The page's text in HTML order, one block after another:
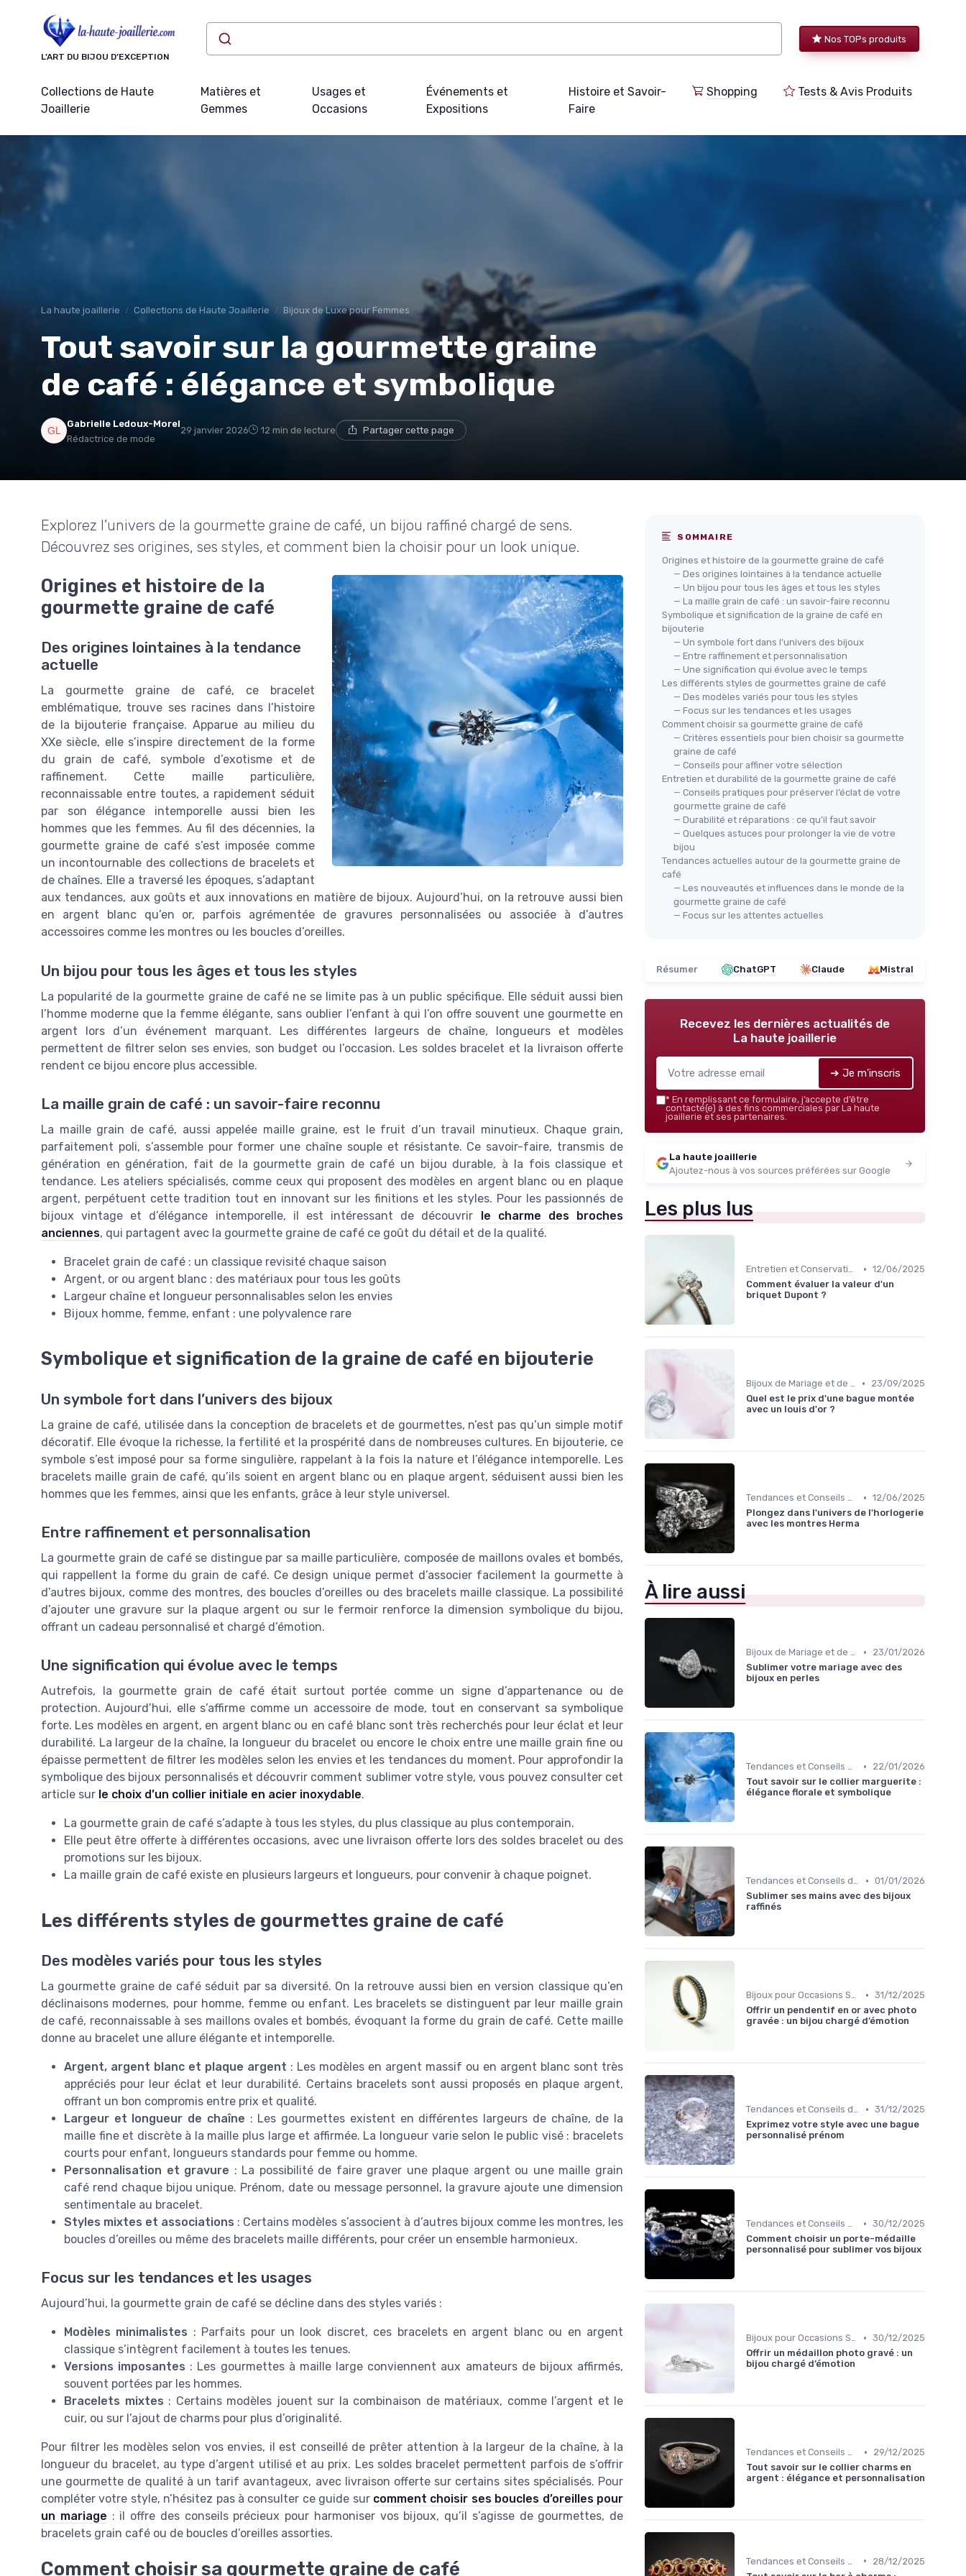
L’ART DU BIJOU D’EXCEPTION
Nos TOPs produits
Collections de Haute
Joaillerie
Matières et
Gemmes
Usages et
Occasions
Événements et
Expositions
Histoire et Savoir-
Faire
Shopping Tests & Avis Produits
La haute joaillerie Collections de Haute Joaillerie Bijoux de Luxe pour Femmes
Tout savoir sur la gourmette graine
de café : élégance et symbolique
Gabrielle Ledoux-Morel
Rédactrice de mode
29 janvier 2026 12 min de lecture Partager cette page
Explorez l'univers de la gourmette graine de café, un bijou raffiné chargé de sens.
Découvrez ses origines, ses styles, et comment bien la choisir pour un look unique.
Origines et histoire de la
gourmette graine de café
Des origines lointaines à la tendance
actuelle
La gourmette graine de café, ce bracelet
emblématique, trouve ses racines dans l’histoire
de la bijouterie française. Apparue au milieu du
XXe siècle, elle s’inspire directement de la forme
du grain de café, symbole d’exotisme et de
raffinement. Cette maille particulière,
reconnaissable entre toutes, a rapidement séduit
par son élégance intemporelle aussi bien les
hommes que les femmes. Au fil des décennies, la
gourmette graine de café s’est imposée comme
un incontournable des collections de bracelets et
de chaînes. Elle a traversé les époques, s’adaptant
aux tendances, aux goûts et aux innovations en matière de bijoux. Aujourd’hui, on la retrouve aussi bien
en argent blanc qu’en or, parfois agrémentée de gravures personnalisées ou associée à d’autres
accessoires comme les montres ou les boucles d’oreilles.
Un bijou pour tous les âges et tous les styles
La popularité de la gourmette graine de café ne se limite pas à un public spécifique. Elle séduit aussi bien
l’homme moderne que la femme élégante, sans oublier l’enfant à qui l’on offre souvent une gourmette en
argent lors d’un événement marquant. Les différentes largeurs de chaîne, longueurs et modèles
permettent de filtrer selon ses envies, son budget ou l’occasion. Les soldes bracelet et la livraison offerte
rendent ce bijou encore plus accessible.
La maille grain de café : un savoir-faire reconnu
La maille grain de café, aussi appelée maille graine, est le fruit d’un travail minutieux. Chaque grain,
parfaitement poli, s’assemble pour former une chaîne souple et résistante. Ce savoir-faire, transmis de
génération en génération, fait de la gourmette grain de café un bijou durable, à la fois classique et
tendance. Les ateliers spécialisés, comme ceux qui proposent des modèles en argent blanc ou en plaque
argent, perpétuent cette tradition tout en innovant sur les finitions et les styles. Pour les passionnés de
bijoux vintage et d’élégance intemporelle, il est intéressant de découvrir le charme des broches
anciennes, qui partagent avec la gourmette graine de café ce goût du détail et de la qualité.
Bracelet grain de café : un classique revisité chaque saison
Argent, or ou argent blanc : des matériaux pour tous les goûts
Largeur chaîne et longueur personnalisables selon les envies
Bijoux homme, femme, enfant : une polyvalence rare
Symbolique et signification de la graine de café en bijouterie
Un symbole fort dans l’univers des bijoux
La graine de café, utilisée dans la conception de bracelets et de gourmettes, n’est pas qu’un simple motif
décoratif. Elle évoque la richesse, la fertilité et la prospérité dans de nombreuses cultures. En bijouterie, ce
symbole s’est imposé pour sa forme singulière, rappelant à la fois la nature et l’élégance intemporelle. Les
bracelets maille grain de café, qu’ils soient en argent blanc ou en plaque argent, séduisent aussi bien les
hommes que les femmes, ainsi que les enfants, grâce à leur style universel.
Entre raffinement et personnalisation
La gourmette grain de café se distingue par sa maille particulière, composée de maillons ovales et bombés,
qui rappellent la forme du grain de café. Ce design unique permet d’associer facilement la gourmette à
d’autres bijoux, comme des montres, des boucles d’oreilles ou des bracelets maille classique. La possibilité
d’ajouter une gravure sur la plaque argent ou sur le fermoir renforce la dimension symbolique du bijou,
offrant un cadeau personnalisé et chargé d’émotion.
Une signification qui évolue avec le temps
Autrefois, la gourmette grain de café était surtout portée comme un signe d’appartenance ou de
protection. Aujourd’hui, elle s’affirme comme un accessoire de mode, tout en conservant sa symbolique
forte. Les modèles en argent, en argent blanc ou en café blanc sont très recherchés pour leur éclat et leur
durabilité. La largeur de la chaîne, la longueur du bracelet ou encore le choix entre une maille grain fine ou
épaisse permettent de filtrer les modèles selon les envies et les tendances du moment. Pour approfondir la
symbolique des bijoux personnalisés et découvrir comment sublimer votre style, vous pouvez consulter cet
article sur le choix d’un collier initiale en acier inoxydable.
La gourmette grain de café s’adapte à tous les styles, du plus classique au plus contemporain.
Elle peut être offerte à différentes occasions, avec une livraison offerte lors des soldes bracelet ou des
promotions sur les bijoux.
La maille grain de café existe en plusieurs largeurs et longueurs, pour convenir à chaque poignet.
Les différents styles de gourmettes graine de café
Des modèles variés pour tous les styles
La gourmette graine de café séduit par sa diversité. On la retrouve aussi bien en version classique qu’en
déclinaisons modernes, pour homme, femme ou enfant. Les bracelets se distinguent par leur maille grain
de café, reconnaissable à ses maillons ovales et bombés, évoquant la forme du grain de café. Cette maille
donne au bracelet une allure élégante et intemporelle.
Argent, argent blanc et plaque argent : Les modèles en argent massif ou en argent blanc sont très
appréciés pour leur éclat et leur durabilité. Certains bracelets sont aussi proposés en plaque argent,
offrant un bon compromis entre prix et qualité.
Largeur et longueur de chaîne : Les gourmettes existent en différentes largeurs de chaîne, de la
maille fine et discrète à la maille plus large et affirmée. La longueur varie selon le public visé : bracelets
courts pour enfant, longueurs standards pour femme ou homme.
Personnalisation et gravure : La possibilité de faire graver une plaque argent ou une maille grain
café rend chaque bijou unique. Prénom, date ou message personnel, la gravure ajoute une dimension
sentimentale au bracelet.
Styles mixtes et associations : Certains modèles s’associent à d’autres bijoux comme les montres, les
boucles d’oreilles ou même des bracelets maille différents, pour créer un ensemble harmonieux.
Focus sur les tendances et les usages
Aujourd’hui, la gourmette grain de café se décline dans des styles variés :
Modèles minimalistes : Parfaits pour un look discret, ces bracelets en argent blanc ou en argent
classique s’intègrent facilement à toutes les tenues.
Versions imposantes : Les gourmettes à maille large conviennent aux amateurs de bijoux affirmés,
souvent portées par les hommes.
Bracelets mixtes : Certains modèles jouent sur la combinaison de matériaux, comme l’argent et le
cuir, ou sur l’ajout de charms pour plus d’originalité.
Pour filtrer les modèles selon vos envies, il est conseillé de prêter attention à la largeur de la chaîne, à la
longueur du bracelet, au type d’argent utilisé et au prix. Les soldes bracelet permettent parfois de s’offrir
une gourmette de qualité à un tarif avantageux, avec livraison offerte sur certains sites spécialisés. Pour
compléter votre style, n’hésitez pas à consulter ce guide sur comment choisir ses boucles d’oreilles pour
un mariage : il offre des conseils précieux pour harmoniser vos bijoux, qu’il s’agisse de gourmettes, de
bracelets grain café ou de boucles d’oreilles assorties.
Comment choisir sa gourmette graine de café
SOMMAIRE
Origines et histoire de la gourmette graine de café
— Des origines lointaines à la tendance actuelle
— Un bijou pour tous les âges et tous les styles
— La maille grain de café : un savoir-faire reconnu
Symbolique et signification de la graine de café en
bijouterie
— Un symbole fort dans l’univers des bijoux
— Entre raffinement et personnalisation
— Une signification qui évolue avec le temps
Les différents styles de gourmettes graine de café
— Des modèles variés pour tous les styles
— Focus sur les tendances et les usages
Comment choisir sa gourmette graine de café
— Critères essentiels pour bien choisir sa gourmette
graine de café
— Conseils pour affiner votre sélection
Entretien et durabilité de la gourmette graine de café
— Conseils pratiques pour préserver l’éclat de votre
gourmette graine de café
— Durabilité et réparations : ce qu’il faut savoir
— Quelques astuces pour prolonger la vie de votre
bijou
Tendances actuelles autour de la gourmette graine de
café
— Les nouveautés et influences dans le monde de la
gourmette graine de café
— Focus sur les attentes actuelles
Résumer ChatGPT Claude Mistral
Recevez les dernières actualités de
La haute joaillerie
➔ Je m'inscris
* En remplissant ce formulaire, j’accepte d’être
contacté(e) à des fins commerciales par La haute
joaillerie et ses partenaires.
La haute joaillerie
Ajoutez-nous à vos sources préférées sur Google
Les plus lus
Entretien et Conservation des Bijoux • 12/06/2025
Comment évaluer la valeur d'un
briquet Dupont ?
Bijoux de Mariage et de Fiançailles •
23/09/2025
Quel est le prix d'une bague montée
avec un louis d'or ?
Tendances et Conseils de Style • 12/06/2025
Plongez dans l'univers de l'horlogerie
avec les montres Herma
À lire aussi
Bijoux de Mariage et de Fiançailles •
23/01/2026
Sublimer votre mariage avec des
bijoux en perles
Tendances et Conseils de Style •
22/01/2026
Tout savoir sur le collier marguerite :
élégance florale et symbolique
Tendances et Conseils de Style • 01/01/2026
Sublimer ses mains avec des bijoux
raffinés
Bijoux pour Occasions Spéciales • 31/12/2025
Offrir un pendentif en or avec photo
gravée : un bijou chargé d’émotion
Tendances et Conseils de Style • 31/12/2025
Exprimez votre style avec une bague
personnalisé prénom
Tendances et Conseils de Style • 30/12/2025
Comment choisir un porte-médaille
personnalisé pour sublimer vos bijoux
Bijoux pour Occasions Spéciales • 30/12/2025
Offrir un médaillon photo gravé : un
bijou chargé d’émotion
Tendances et Conseils de Style •
29/12/2025
Tout savoir sur le collier charms en
argent : élégance et personnalisation
•
28/12/2025